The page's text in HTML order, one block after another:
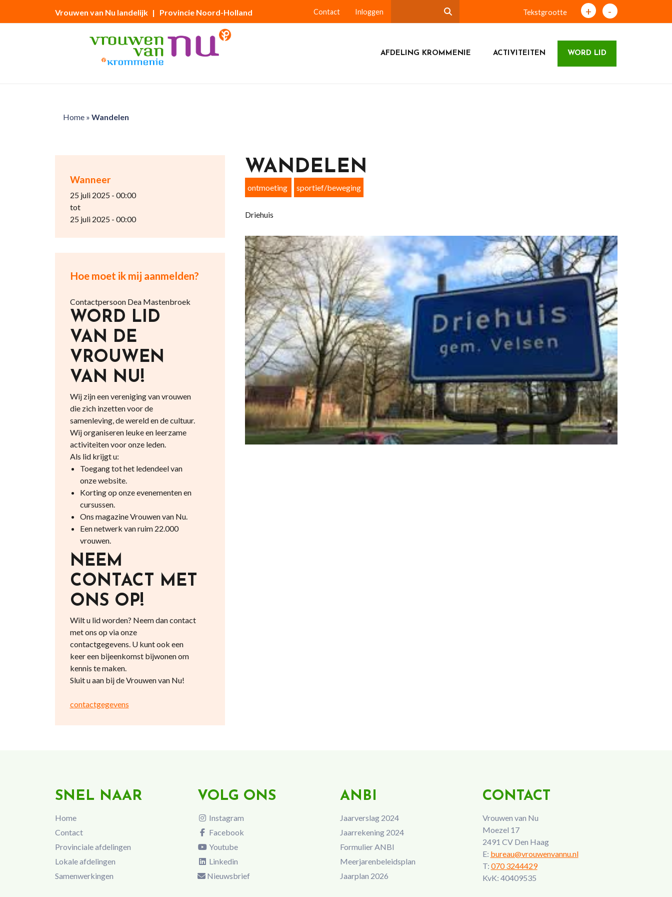
Vrouwen van Nu landelijk | Provincie Noord-Holland Contact Inloggen Tekstgrootte + -
AFDELING KROMMENIE ACTIVITEITEN WORD LID
Home» Wandelen
Wanneer
25 juli 2025 - 00:00
tot
25 juli 2025 - 00:00
Hoe moet ik mij aanmelden?
Contactpersoon Dea Mastenbroek
WORD LID
VAN DE
VROUWEN
VAN NU!
Wij zijn een vereniging van vrouwen
die zich inzetten voor de
samenleving, de wereld en de cultuur.
Wij organiseren leuke en leerzame
activiteiten voor onze leden.
Als lid krijgt u:
Toegang tot het ledendeel van
onze website.
Korting op onze evenementen en
cursussen.
Ons magazine Vrouwen van Nu.
Een netwerk van ruim 22.000
vrouwen.
NEEM
CONTACT MET
ONS OP!
Wilt u lid worden? Neem dan contact
met ons op via onze
contactgegevens. U kunt ook een
keer een bijeenkomst bijwonen om
kennis te maken.
Sluit u aan bij de Vrouwen van Nu!
contactgegevens
WANDELEN
ontmoeting sportief/beweging
Driehuis
SNEL NAAR
Home
Contact
Provinciale afdelingen
Lokale afdelingen
Samenwerkingen
VOLG ONS
Instagram
Facebook
Youtube
Linkedin
Nieuwsbrief
ANBI
Jaarverslag 2024
Jaarrekening 2024
Formulier ANBI
Meerjarenbeleidsplan
Jaarplan 2026
CONTACT
Vrouwen van Nu
Moezel 17
2491 CV Den Haag
E: bureau@vrouwenvannu.nl
T: 070 3244429
KvK: 40409535